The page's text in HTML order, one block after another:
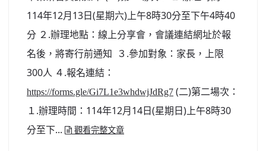
114年12月13日(星期六)上午8時30分至下午4時40
分 ２.辦理地點：線上分享會，會議連結網址於報
名後，將寄行前通知 ３.參加對象：家長，上限
300人 ４.報名連結：
https://forms.gle/Gi7L1e3whdwjJdRg7 (二)第二場次：
１.辦理時間：114年12月14日(星期日)上午8時30
分至下...
觀看完整文章